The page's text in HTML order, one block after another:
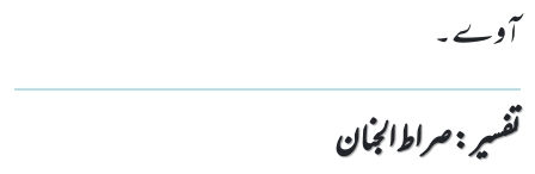
آوے۔
تفسیر : ‎صراط الجنان